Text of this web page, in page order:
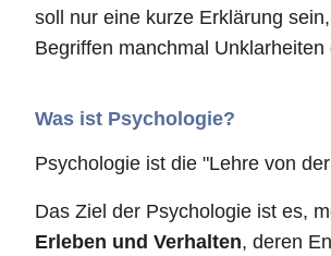
soll nur eine kurze Erklärung
Begriffen manchmal Unklarheiten
Was ist Psychologie?
Psychologie ist die "Lehre von
Das Ziel der Psychologie ist es,
Erleben und Verhalten, deren